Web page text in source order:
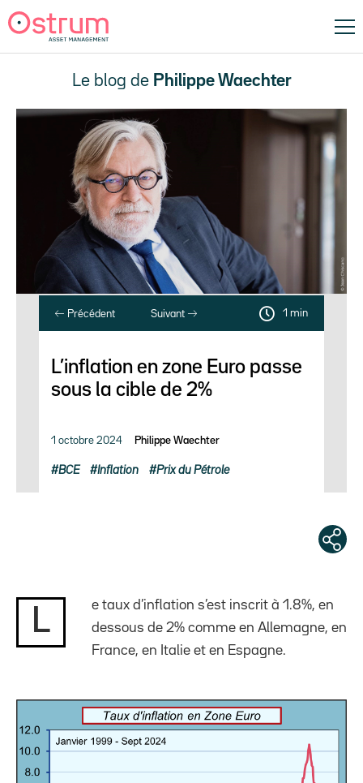
Le blog de Philippe Waechter
Précédent Suivant 1 min
L’inflation en zone Euro passe
sous la cible de 2%
1 octobre 2024 Philippe Waechter
BCE Inflation Prix du Pétrole
L
e taux d’inflation s’est inscrit à 1.8%, en
dessous de 2% comme en Allemagne, en
France, en Italie et en Espagne.